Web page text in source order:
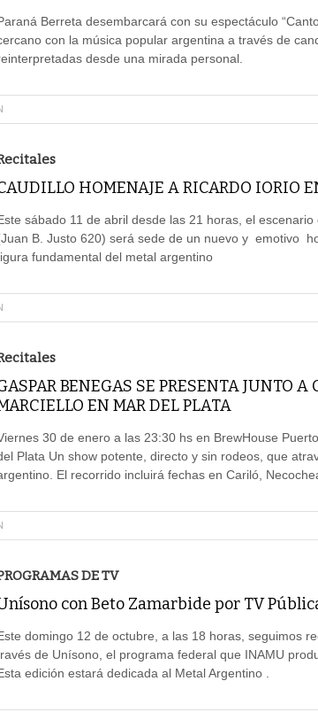
Berreta desembarcará con su espectáculo
con la música popular argentina a través de
desde una mirada personal.
HOMENAJE A RICARDO IORIO
sábado 11 de abril desde las 21 horas, el
B. Justo 620) será sede de un nuevo y emotivo
fundamental del metal argentino
BENEGAS SE PRESENTA JUNTO
EN MAR DEL PLATA
30 de enero a las 23:30 hs en BrewHouse
Plata Un show potente, directo y sin rodeos, que
El recorrido incluirá fechas en Cariló,
DE TV
con Beto Zamarbide por TV
domingo 12 de octubre, a las 18 horas, seguimos
de Unísono, el programa federal que INAMU
edición estará dedicada al Metal Argentino .